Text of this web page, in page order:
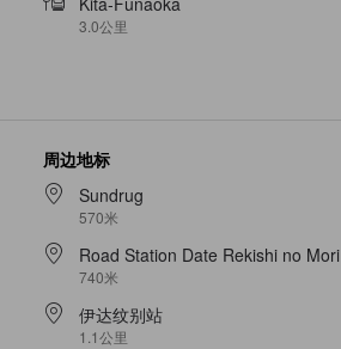
3.0公里
周边地标
Sundrug
570米
Road Station Date Rekishi no Mori
740米
伊达纹别站
1.1公里